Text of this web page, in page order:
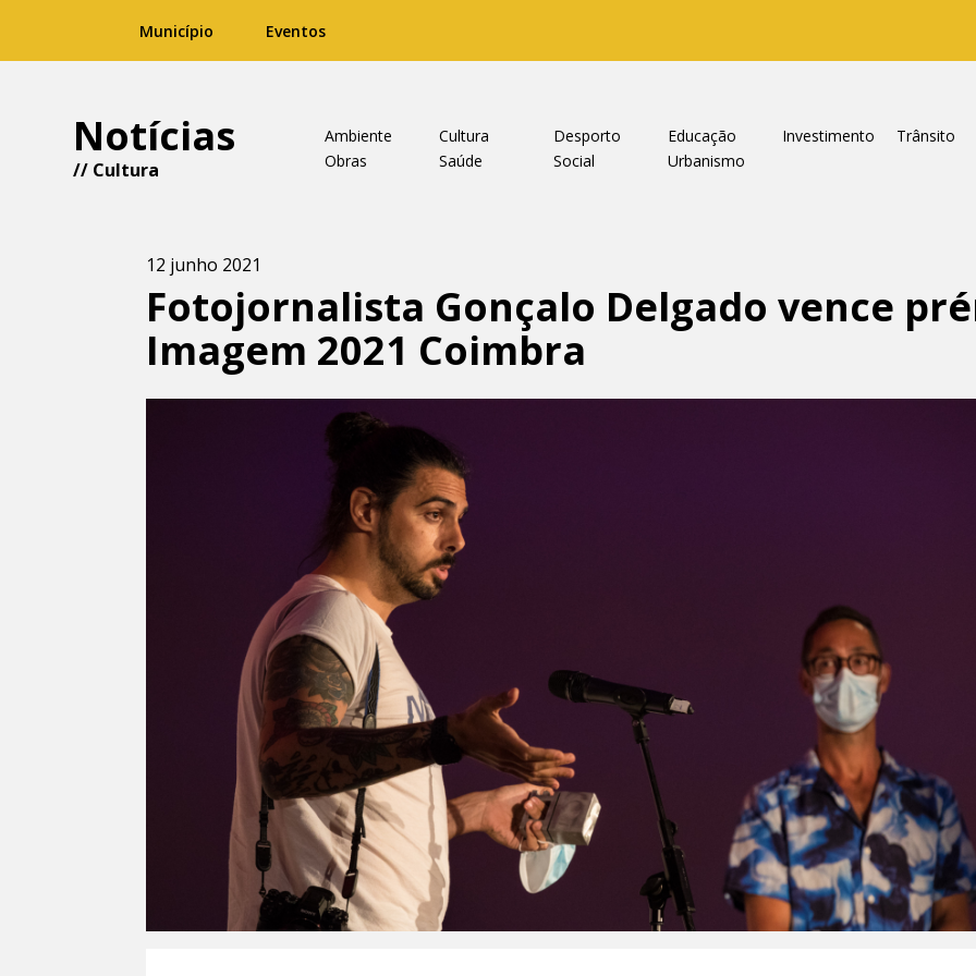
Município Eventos
Notícias
// Cultura
Ambiente Cultura Desporto Educação Investimento
Trânsito
Obras
Saúde Social Urbanismo
12 junho 2021
Fotojornalista Gonçalo Delgado vence
Imagem 2021 Coimbra